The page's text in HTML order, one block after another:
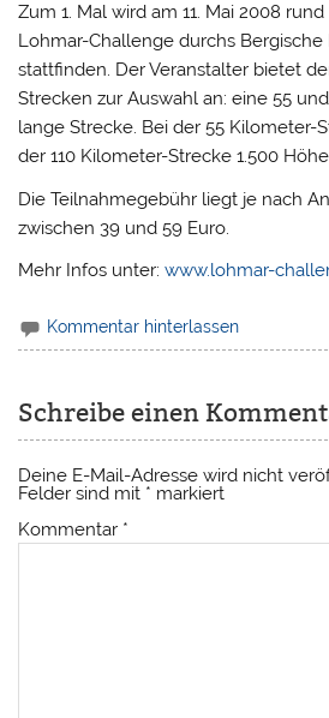
Zum 1. Mal wird am 11. Mai 2008
Lohmar-Challenge durchs Bergische
stattfinden. Der Veranstalter bietet
Strecken zur Auswahl an: eine 55
lange Strecke. Bei der 55 Kilometer-
der 110 Kilometer-Strecke 1.500
Die Teilnahmegebühr liegt je nach
zwischen 39 und 59 Euro.
Mehr Infos unter:www.lohmar-
Kommentar hinterlassen
Schreibe einen
Deine E-Mail-Adresse wird nicht
Felder sind mit * markiert
Kommentar *